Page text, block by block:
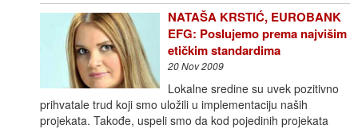
NATAŠA KRSTIĆ, EUROBANK
EFG: Poslujemo prema najvišim
etičkim standardima
20 Nov 2009
Lokalne sredine su uvek pozitivno
prihvatale trud koji smo uložili u implementaciju naših
projekata. Takođe, uspeli smo da kod pojedinih projekata